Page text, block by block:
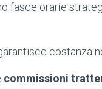
fasce orarie
costanza
commissioni